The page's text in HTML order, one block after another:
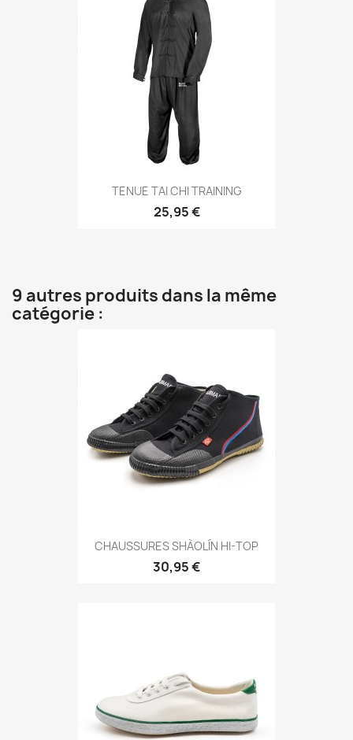
Aperçu rapide
TENUE TAI CHI TRAINING
25,95 €
9 autres produits dans la même
catégorie :
Aperçu rapide
CHAUSSURES SHÀOLÍN HI-TOP
30,95 €